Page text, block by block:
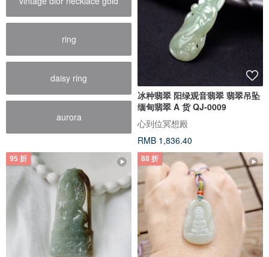
ring
daisy ring
aurora
冰种翡翠 阳绿观音翡翠 翡翠吊坠
缅甸翡翠 A 货 QJ-0009
心到位冥想殿
RMB 1,836.40
95 折 88 折